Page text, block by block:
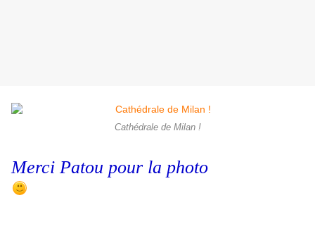
Cathédrale de Milan !
Merci Patou pour la photo